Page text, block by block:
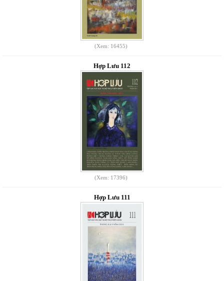
(Xem: 16455)
Hợp Lưu 112
(Xem: 17396)
Hợp Lưu 111